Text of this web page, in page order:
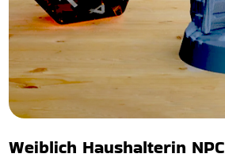
Weiblich Haushalterin NPC